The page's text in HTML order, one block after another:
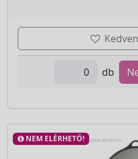
db
NEM ELÉRHETŐ!